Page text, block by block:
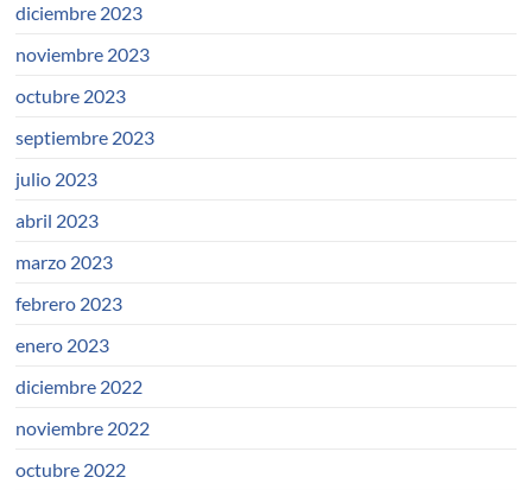
diciembre 2023
noviembre 2023
octubre 2023
septiembre 2023
julio 2023
abril 2023
marzo 2023
febrero 2023
enero 2023
diciembre 2022
noviembre 2022
octubre 2022